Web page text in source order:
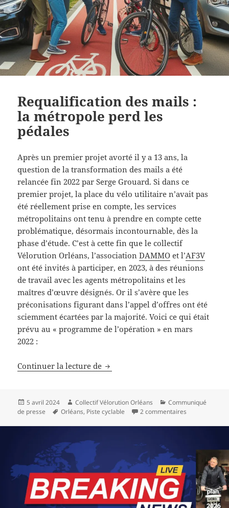
Requalification des mails :
la métropole perd les
pédales
Après un premier projet avorté il y a 13 ans, la
question de la transformation des mails a été
relancée fin 2022 par Serge Grouard. Si dans ce
premier projet, la place du vélo utilitaire n’avait pas
été réellement prise en compte, les services
métropolitains ont tenu à prendre en compte cette
problématique, désormais incontournable, dès la
phase d’étude. C’est à cette fin que le collectif
Vélorution Orléans, l’associationDAMMO et l’AF3V
ont été invités à participer, en 2023, à des réunions
de travail avec les agents métropolitains et les
maîtres d’œuvre désignés. Or il s’avère que les
préconisations figurant dans l’appel d’offres ont été
sciemment écartées par la majorité. Voici ce qui était
prévu au « programme de l’opération » en mars
2022 :
Continuer la lecture de Requalification des mails : la
Publié
le
5 avril 2024 Auteur
Collectif Vélorution Orléans Catégories
Communiqué
de presse
Mots-
Orléans, Piste cyclable 2 commentaires